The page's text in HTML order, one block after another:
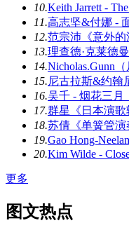
10.Keith Jarrett -
11.高志坚&付娜 -
12.范宗沛《意外
13.理查德·克莱德
14.Nicholas.Gunn
15.尼古拉斯&约翰
16.吴千 - 烟花三月
17.群星《日本演
18.苏倩《单簧管
19.Gao Hong-
20.Kim Wilde -
更多
图文热点